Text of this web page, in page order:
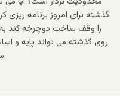
گذشته برای امروز برنامه ریزی
را وقف ساخت دوچرخه کند به
روی گذشته می تواند پایه و
ساختاری که ما به آن نیاز داریم.